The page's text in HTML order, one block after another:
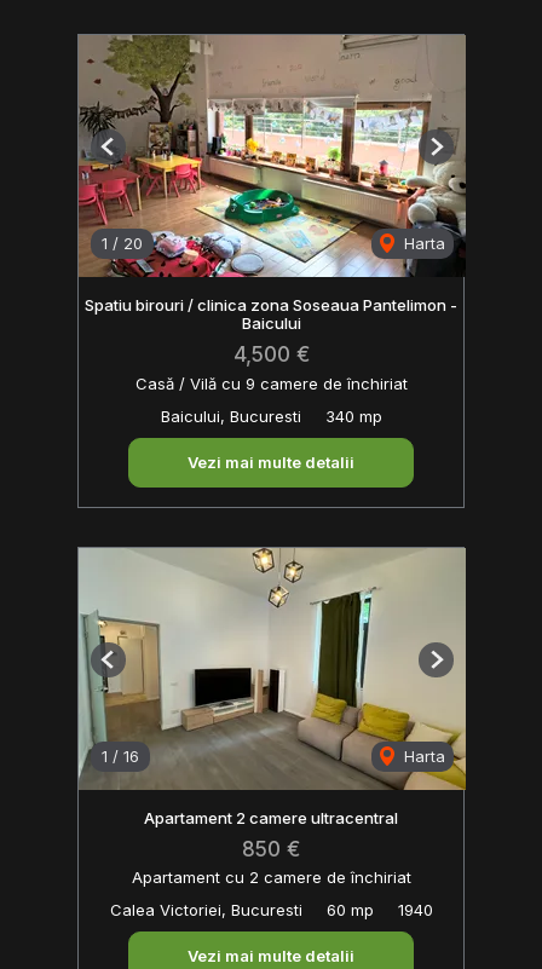
1 / 20 Harta
Previous Next
Spatiu birouri / clinica zona Soseaua Pantelimon -
Baicului
4,500 €
Casă / Vilă cu 9 camere de închiriat
Baicului, Bucuresti
340 mp
Vezi mai multe detalii
1 / 16 Harta
Previous Next
Apartament 2 camere ultracentral
850 €
Apartament cu 2 camere de închiriat
Calea Victoriei, Bucuresti
60 mp 1940
Vezi mai multe detalii